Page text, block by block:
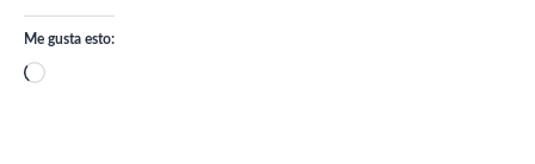
Me gusta esto:
Cargando...